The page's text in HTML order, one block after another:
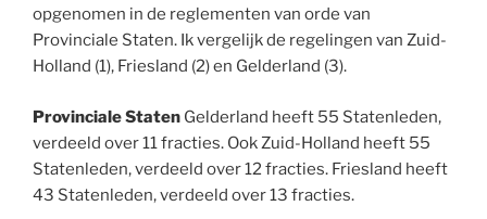
opgenomen in de reglementen van orde van
Provinciale Staten. Ik vergelijk de regelingen van Zuid-
Holland (1), Friesland (2) en Gelderland (3).
Provinciale Staten Gelderland heeft 55 Statenleden,
verdeeld over 11 fracties. Ook Zuid-Holland heeft 55
Statenleden, verdeeld over 12 fracties. Friesland heeft
43 Statenleden, verdeeld over 13 fracties.